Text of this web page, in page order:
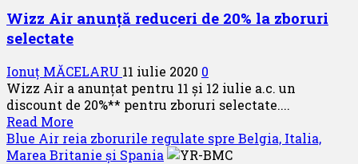
pentru
Ziua
Române
și
a
Aeriene
Wizz Air anunță reduceri de 20% la zboruri
selectate
Ionuț MĂCELARU 11 iulie 2020 0
Wizz Air a anunțat pentru 11 și 12 iulie a.c. un
discount de 20%** pentru zboruri selectate....
Read More
more
about
Blue Air reia zborurile regulate spre Belgia, Italia,
Marea Britanie și Spania